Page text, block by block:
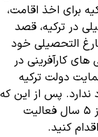
برای اخذ اقامت،
در ترکیه، قصد
التحصیلی خود
کارآفرینی در
دولت ترکیه
ندارد. پس از این که
شما در کشور ترکیه کارآفرینی انجام دادید، پس از ۵ سال فعالیت
کنید.